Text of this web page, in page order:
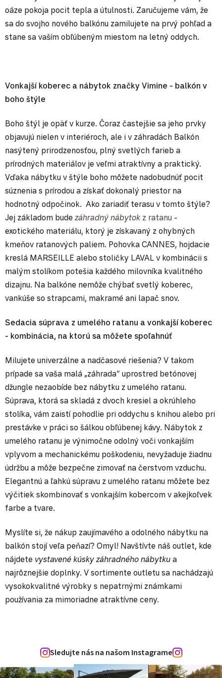
oáze pokoja pocit tepla a útulnosti. Zaručujeme vám, že
sa do svojho nového balkónu zamilujete na prvý pohľad a
stane sa vaším obľúbeným miestom na letný oddych.
Vonkajší koberec a nábytok značky Vimine - balkón v
boho štýle
Boho štýl je opäť v kurze. Čoraz častejšie sa jeho prvky
objavujú nielen v interiéroch, ale i v záhradách Balkón
nasýtený prirodzenosťou, plný svetlých farieb a
prírodných materiálov je veľmi atraktívny a praktický.
Vďaka nábytku v štýle boho môžete nadobudnúť pocit
súznenia s prírodou a získať dokonalý priestor na
hodnotný odpočinok. Ako zariadiť terasu v tomto štýle?
Jej základom bude záhradný nábytok z ratanu -
exotického materiálu, ktorý je získavaný z ohybných
kmeňov ratanových paliem. Pohovka CANNES, hojdacie
kreslá MARSEILLE alebo stoličky LAVAL v kombinácii s
malým stolíkom potešia každého milovníka kvalitného
dizajnu. Na balkóne nemôže chýbať svetlý koberec,
vankúše so strapcami, makramé ani lapač snov.
Sedacia súprava z umelého ratanu a vonkajší koberec
- kombinácia, na ktorú sa môžete spoľahnúť
Milujete univerzálne a nadčasové riešenia? V takom
prípade sa vaša malá „záhrada“ uprostred betónovej
džungle nezaobíde bez nábytku z umelého ratanu.
Súprava, ktorá sa skladá z dvoch kresiel a okrúhleho
stolíka, vám zaistí pohodlie pri oddychu s knihou alebo pri
prestávke v práci so šálkou obľúbenej kávy. Nábytok z
umelého ratanu je výnimočne odolný voči vonkajším
vplyvom a mechanickému poškodeniu, nevyžaduje žiadnu
údržbu a môže bezpečne zimovať na čerstvom vzduchu.
Elegantnú a ľahkú súpravu z umelého ratanu môžete bez
výčitiek skombinovať s vonkajším kobercom v akejkoľvek
farbe a tvare.
Myslíte si, že nákup zaujímavého a odolného nábytku na
balkón stojí veľa peňazí? Omyl! Navštívte náš outlet, kde
nájdete vystavené kúsky záhradného nábytku a
najrôznejšie doplnky. V sortimente outletu sa nachádzajú
vysokokvalitné výrobky s nepatrnými známkami
používania za mimoriadne atraktívne ceny.
Sledujte nás na našom Instagrame